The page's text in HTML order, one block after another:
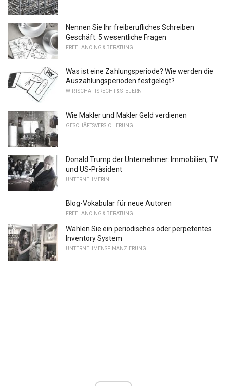
Nennen Sie Ihr freiberufliches Schreiben
Geschäft: 5 wesentliche Fragen
FREELANCING & BERATUNG
Was ist eine Zahlungsperiode? Wie werden die
Auszahlungsperioden festgelegt?
WIRTSCHAFTSRECHT & STEUERN
Wie Makler und Makler Geld verdienen
GESCHÄFTSVERSICHERUNG
Donald Trump der Unternehmer: Immobilien, TV
und US-Präsident
UNTERNEHMERIN
Blog-Vokabular für neue Autoren
FREELANCING & BERATUNG
Wählen Sie ein periodisches oder perpetentes
Inventory System
UNTERNEHMENSFINANZIERUNG